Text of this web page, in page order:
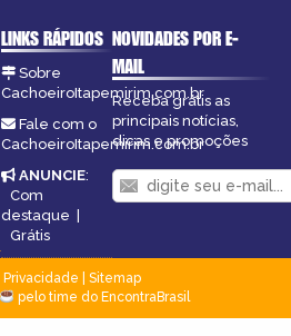
LINKS RÁPIDOS
Sobre
CachoeiroItapemirim.com.br
Fale com o
CachoeiroItapemirim.com.br
ANUNCIE:
Com
destaque |
Grátis
NOVIDADES POR E-
MAIL
Receba grátis as
principais notícias,
dicas e promoções
Privacidade
Sitemap
pelo time do EncontraBrasil